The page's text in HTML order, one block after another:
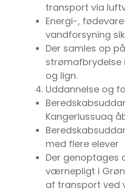
transport via
Energi-,
vandforsyning
Der samles op
strømafbrydelse
og lign.
Uddannelse og
Kangerlussuaq
med flere elever
Der genoptages
værnepligt i
af transport ved